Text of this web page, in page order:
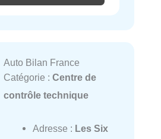
Auto Bilan France
Catégorie : Centre de
contrôle technique
Adresse : Les Six